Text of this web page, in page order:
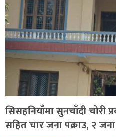
सिसहनियाँमा सुनचाँदी चोरी
सहित चार जना पक्राउ, २